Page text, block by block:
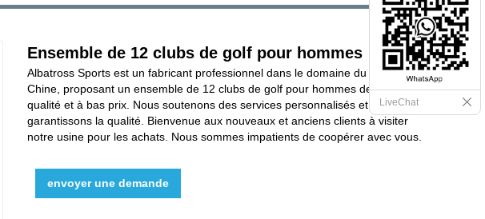
Ensemble de 12 clubs de golf pour hommes
Albatross Sports est un fabricant professionnel dans le domaine du golf en
Chine, proposant un ensemble de 12 clubs de golf pour hommes de haute
qualité et à bas prix. Nous soutenons des services personnalisés et
garantissons la qualité. Bienvenue aux nouveaux et anciens clients à visiter
notre usine pour les achats. Nous sommes impatients de coopérer avec vous.
envoyer une demande
LiveChat